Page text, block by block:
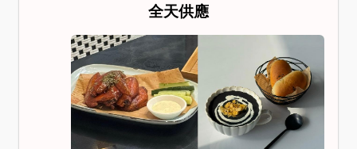
全天供應